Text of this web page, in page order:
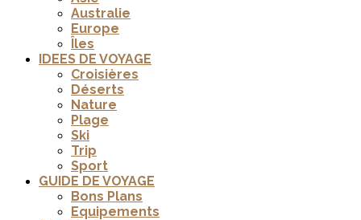
Australie
Europe
Îles
IDEES DE VOYAGE
Croisières
Déserts
Nature
Plage
Ski
Trip
Sport
GUIDE DE VOYAGE
Bons Plans
Equipements